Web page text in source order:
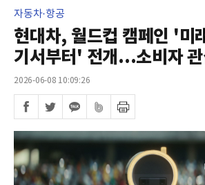
자동차·항공
현대차, 월드컵 캠페인 '미
기서부터' 전개...소비자
2026-06-08 10:09:26